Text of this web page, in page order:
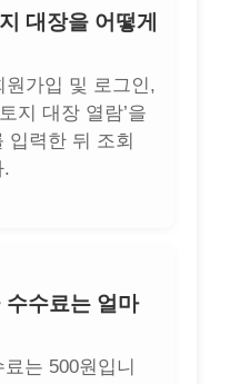
대장을 어떻게
가입 및 로그인,
지 대장 열람’을
입력한 뒤 조회
.
수료는 얼마
는 500원입니